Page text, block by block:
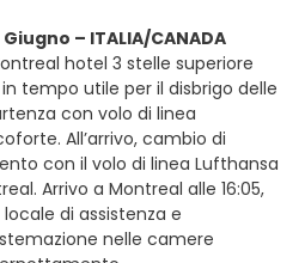
– ITALIA/CANADA
hotel 3 stelle superiore
tempo utile per il disbrigo delle
con volo di linea
All’arrivo, cambio di
con il volo di linea Lufthansa
Arrivo a Montreal alle 16:05,
di assistenza e
nelle camere